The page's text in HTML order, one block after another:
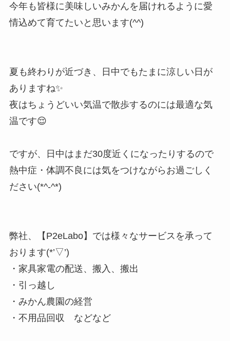
今年も皆様に美味しいみかんを届けれるように愛
情込めて育てたいと思います(^^)
夏も終わりが近づき、日中でもたまに涼しい日が
ありますね✨
夜はちょうどいい気温で散歩するのには最適な気
温です😌
ですが、日中はまだ30度近くになったりするので
熱中症・体調不良には気をつけながらお過ごしく
ださい(*^-^*)
弊社、【P2eLabo】では様々なサービスを承って
おります(*’▽’)
・家具家電の配送、搬入、搬出
・引っ越し
・みかん農園の経営
・不用品回収 などなど